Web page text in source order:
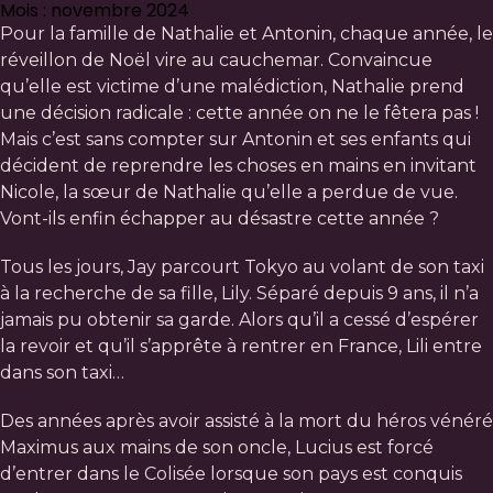
Mois : novembre 2024
Pour la famille de Nathalie et Antonin, chaque année, le
réveillon de Noël vire au cauchemar. Convaincue
qu’elle est victime d’une malédiction, Nathalie prend
une décision radicale : cette année on ne le fêtera pas !
Mais c’est sans compter sur Antonin et ses enfants qui
décident de reprendre les choses en mains en invitant
Nicole, la sœur de Nathalie qu’elle a perdue de vue.
Vont-ils enfin échapper au désastre cette année ?
Tous les jours, Jay parcourt Tokyo au volant de son taxi
à la recherche de sa fille, Lily. Séparé depuis 9 ans, il n’a
jamais pu obtenir sa garde. Alors qu’il a cessé d’espérer
la revoir et qu’il s’apprête à rentrer en France, Lili entre
dans son taxi…
Des années après avoir assisté à la mort du héros vénéré
Maximus aux mains de son oncle, Lucius est forcé
d’entrer dans le Colisée lorsque son pays est conquis